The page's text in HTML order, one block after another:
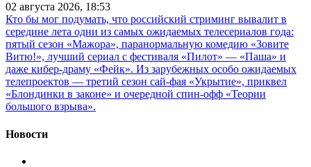
02 августа 2026, 18:53
Кто бы мог подумать, что российский стриминг вывалит в
середине лета одни из самых ожидаемых телесериалов года:
пятый сезон «Мажора», паранормальную комедию «Зовите
Витю!», лучший сериал с фестиваля «Пилот» — «Паша» и
даже кибер-драму «Фейк». Из зарубежных особо ожидаемых
телепроектов — третий сезон сай-фая «Укрытие», приквел
«Блондинки в законе» и очередной спин-офф «Теории
большого взрыва».
Новости